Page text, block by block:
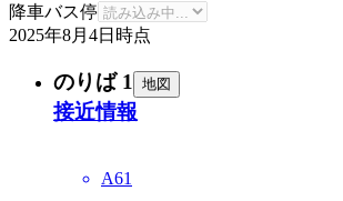
降車バス停
2025年8月4日 時点
のりば 1 地図
接近情報
A61